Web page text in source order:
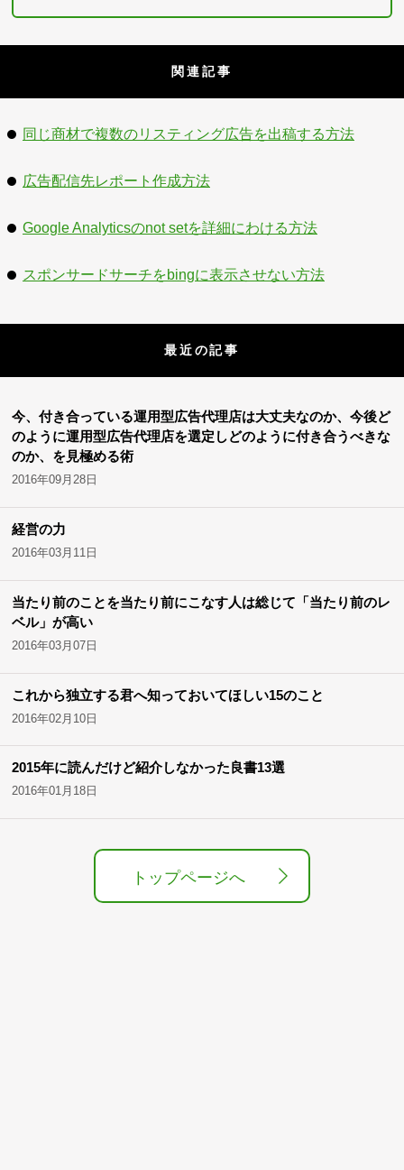
関連記事
同じ商材で複数のリスティング広告を出稿する方法
広告配信先レポート作成方法
Google Analyticsのnot setを詳細にわける方法
スポンサードサーチをbingに表示させない方法
最近の記事
今、付き合っている運用型広告代理店は大丈夫なのか、今後ど
のように運用型広告代理店を選定しどのように付き合うべきな
のか、を見極める術
2016年09月28日
経営の力
2016年03月11日
当たり前のことを当たり前にこなす人は総じて「当たり前のレ
ベル」が高い
2016年03月07日
これから独立する君へ知っておいてほしい15のこと
2016年02月10日
2015年に読んだけど紹介しなかった良書13選
2016年01月18日
トップページへ